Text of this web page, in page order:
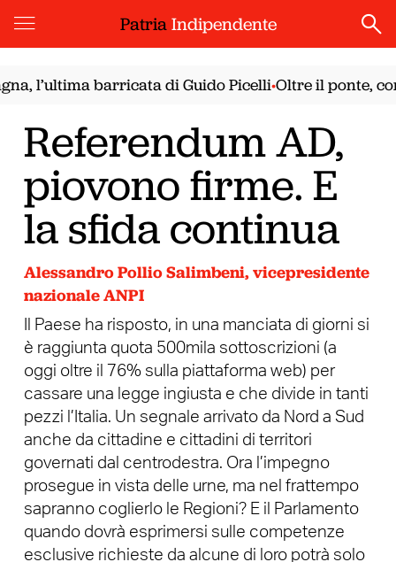
PatriaIndipendente
barricata di Guido Picelli•Oltre il ponte, con il
Referendum AD,
piovono firme. E
la sfida continua
Alessandro Pollio Salimbeni, vicepresidente
nazionale ANPI
Il Paese ha risposto, in una manciata di giorni si
è raggiunta quota 500mila sottoscrizioni (a
oggi oltre il 76% sulla piattaforma web) per
cassare una legge ingiusta e che divide in tanti
pezzi l’Italia. Un segnale arrivato da Nord a Sud
anche da cittadine e cittadini di territori
governati dal centrodestra. Ora l’impegno
prosegue in vista delle urne, ma nel frattempo
sapranno coglierlo le Regioni? E il Parlamento
quando dovrà esprimersi sulle competenze
esclusive richieste da alcune di loro potrà solo